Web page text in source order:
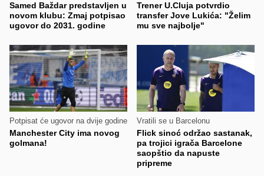
Samed Baždar predstavljen u
novom klubu: Zmaj potpisao
ugovor do 2031. godine
Trener U.Cluja potvrdio
transfer Jove Lukića: "Želim
mu sve najbolje"
Potpisat će ugovor na dvije godine
Manchester City ima novog
golmana!
Vratili se u Barcelonu
Flick sinoć održao sastanak,
pa trojici igrača Barcelone
saopštio da napuste
pripreme